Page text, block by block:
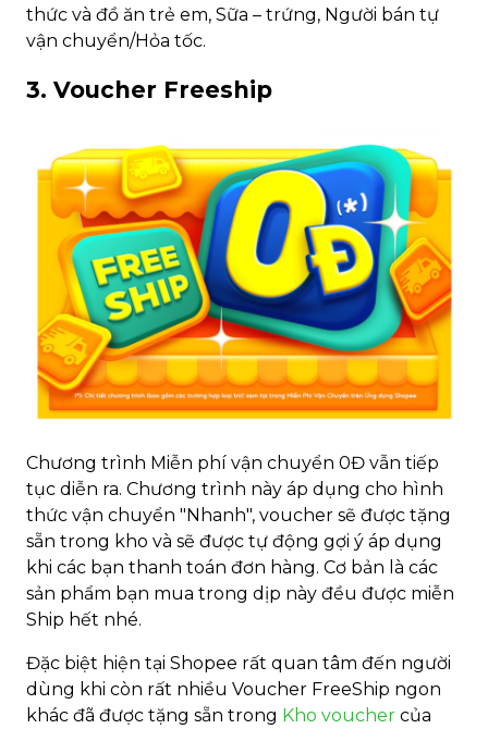
thức và đồ ăn trẻ em, Sữa – trứng, Người bán tự
vận chuyển/Hỏa tốc.
3. Voucher Freeship
Chương trình Miễn phí vận chuyển 0Đ vẫn tiếp
tục diễn ra. Chương trình này áp dụng cho hình
thức vận chuyển "Nhanh", voucher sẽ được tặng
sẵn trong kho và sẽ được tự động gợi ý áp dụng
khi các bạn thanh toán đơn hàng. Cơ bản là các
sản phẩm bạn mua trong dịp này đều được miễn
Ship hết nhé.
Đặc biệt hiện tại Shopee rất quan tâm đến người
dùng khi còn rất nhiều Voucher FreeShip ngon
khác đã được tặng sẵn trong Kho voucher của